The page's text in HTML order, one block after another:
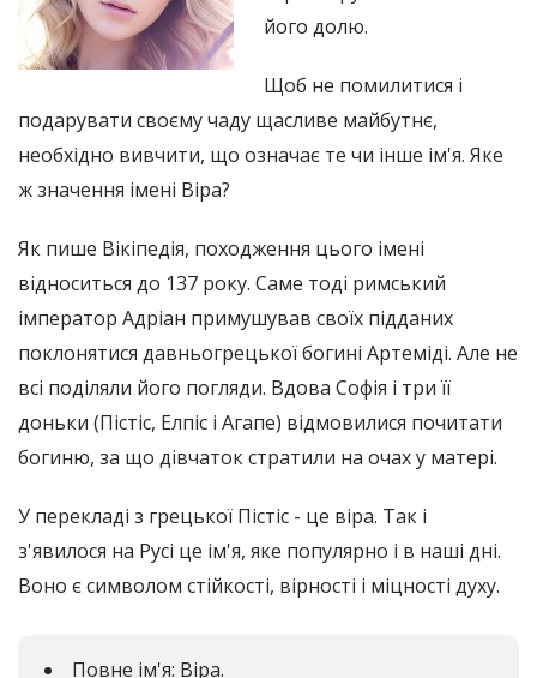
його долю.
Щоб не помилитися і
подарувати своєму чаду щасливе майбутнє,
необхідно вивчити, що означає те чи інше ім'я. Яке
ж значення імені Віра?
Як пише Вікіпедія, походження цього імені
відноситься до 137 року. Саме тоді римський
імператор Адріан примушував своїх підданих
поклонятися давньогрецької богині Артеміді. Але не
всі поділяли його погляди. Вдова Софія і три її
доньки (Пістіс, Елпіс і Агапе) відмовилися почитати
богиню, за що дівчаток стратили на очах у матері.
У перекладі з грецької Пістіс - це віра. Так і
з'явилося на Русі це ім'я, яке популярно і в наші дні.
Воно є символом стійкості, вірності і міцності духу.
Повне ім'я: Віра.